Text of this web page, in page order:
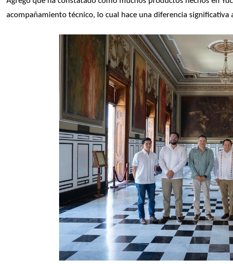
acompañamiento técnico, lo cual hace una diferencia significativa